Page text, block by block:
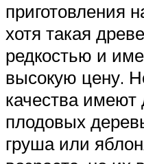
приготовления
хотя такая
редкостью и
высокую цену.
качества имеют
плодовых
груша или